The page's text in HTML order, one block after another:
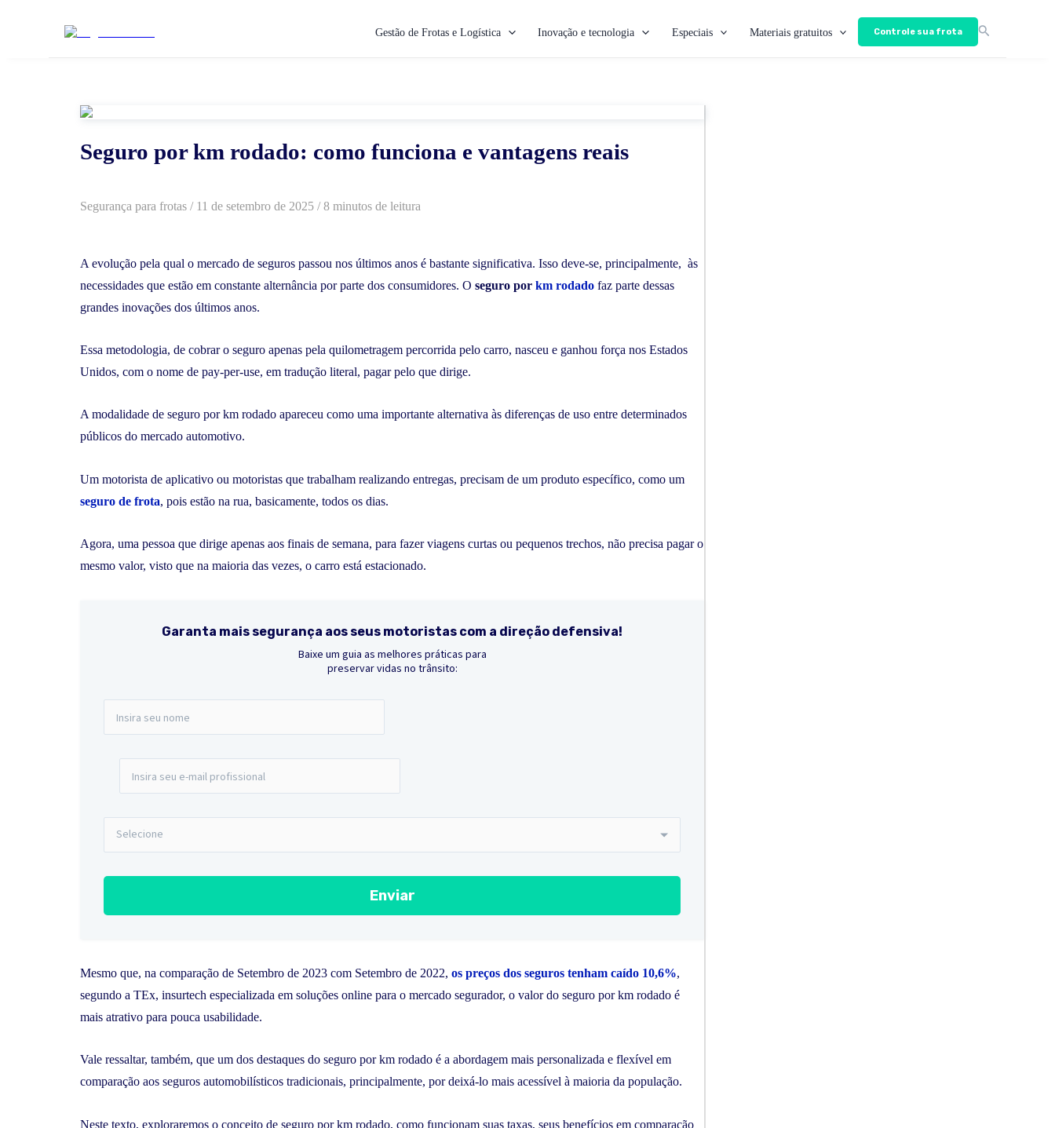
Gestão de Frotas e Logística Inovação e tecnologia Especiais Materiais gratuitos Controle sua frota
Seguro por km rodado: como funciona e vantagens reais
Segurança para frotas / 11 de setembro de 2025 / 8 minutos de leitura
A evolução pela qual o mercado de seguros passou nos últimos anos é bastante significativa. Isso deve-se, principalmente, às
necessidades que estão em constante alternância por parte dos consumidores. O seguro por km rodado faz parte dessas
grandes inovações dos últimos anos.
Essa metodologia, de cobrar o seguro apenas pela quilometragem percorrida pelo carro, nasceu e ganhou força nos Estados
Unidos, com o nome de pay-per-use, em tradução literal, pagar pelo que dirige.
A modalidade de seguro por km rodado apareceu como uma importante alternativa às diferenças de uso entre determinados
públicos do mercado automotivo.
Um motorista de aplicativo ou motoristas que trabalham realizando entregas, precisam de um produto específico, como um
seguro de frota, pois estão na rua, basicamente, todos os dias.
Agora, uma pessoa que dirige apenas aos finais de semana, para fazer viagens curtas ou pequenos trechos, não precisa pagar o
mesmo valor, visto que na maioria das vezes, o carro está estacionado.
Garanta mais segurança aos seus motoristas com a direção defensiva!
Baixe um guia as melhores práticas para
preservar vidas no trânsito:
Mesmo que, na comparação de Setembro de 2023 com Setembro de 2022, os preços dos seguros tenham caído 10,6%,
segundo a TEx, insurtech especializada em soluções online para o mercado segurador, o valor do seguro por km rodado é
mais atrativo para pouca usabilidade.
Vale ressaltar, também, que um dos destaques do seguro por km rodado é a abordagem mais personalizada e flexível em
comparação aos seguros automobilísticos tradicionais, principalmente, por deixá-lo mais acessível à maioria da população.
Neste texto, exploraremos o conceito de seguro por km rodado, como funcionam suas taxas, seus benefícios em comparação